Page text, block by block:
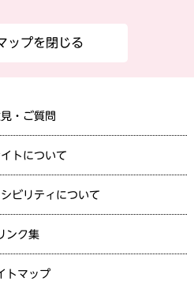
ップを閉じる
・ご質問
トについて
ビリティについて
ンク集
トマップ